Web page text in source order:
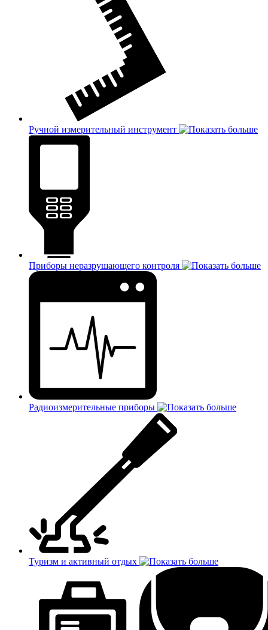
Ручной измерительный инструмент
Приборы неразрушающего контроля
Радиоизмерительные приборы
Туризм и активный отдых